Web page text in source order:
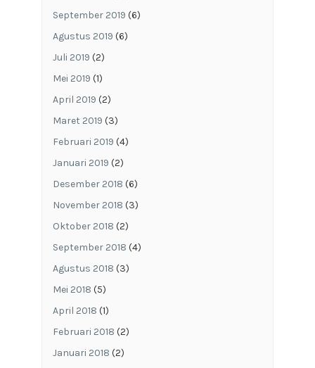
September 2019 (6)
Agustus 2019 (6)
Juli 2019 (2)
Mei 2019 (1)
April 2019 (2)
Maret 2019 (3)
Februari 2019 (4)
Januari 2019 (2)
Desember 2018 (6)
November 2018 (3)
Oktober 2018 (2)
September 2018 (4)
Agustus 2018 (3)
Mei 2018 (5)
April 2018 (1)
Februari 2018 (2)
Januari 2018 (2)